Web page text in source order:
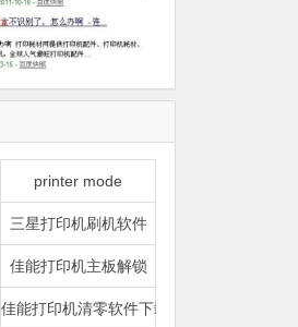
printer mode
三星打印机刷机软件
佳能打印机主板解锁
佳能打印机清零软件下载